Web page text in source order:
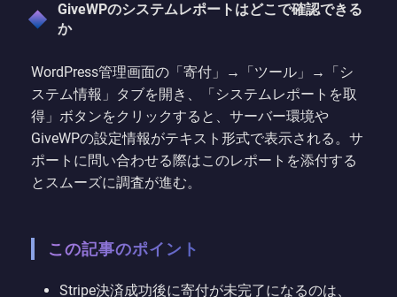
GiveWPのシステムレポートはどこで確認できる
か
WordPress管理画面の「寄付」→「ツール」→「シ
ステム情報」タブを開き、「システムレポートを取
得」ボタンをクリックすると、サーバー環境や
GiveWPの設定情報がテキスト形式で表示される。サ
ポートに問い合わせる際はこのレポートを添付する
とスムーズに調査が進む。
この記事のポイント
Stripe決済成功後に寄付が未完了になるのは、